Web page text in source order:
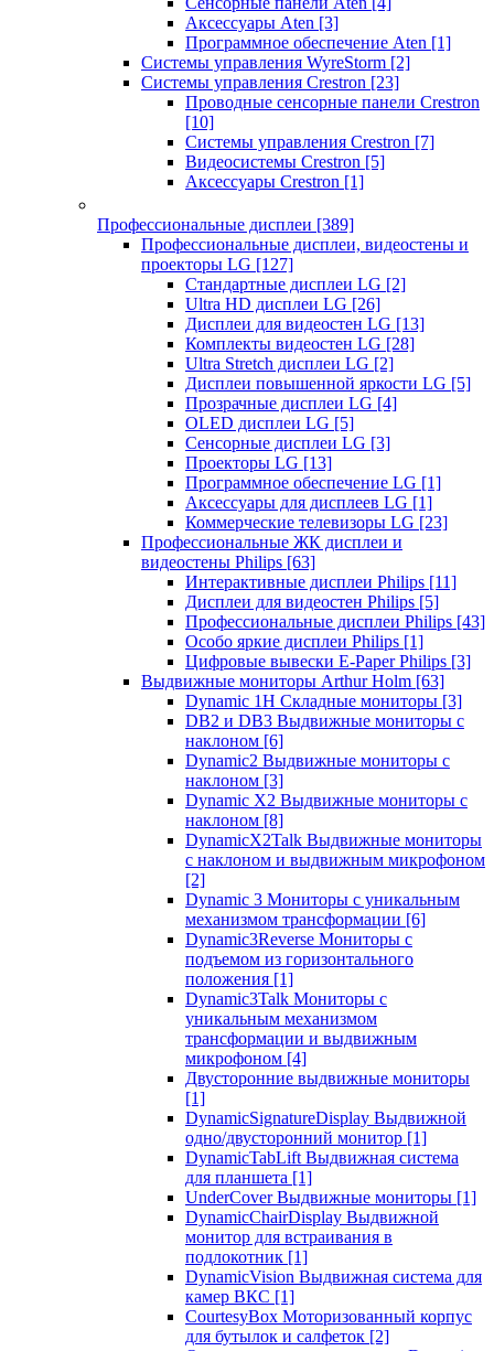
Аксессуары Aten [3]
Программное обеспечение Aten [1]
Системы управления WyreStorm [2]
Системы управления Crestron [23]
Проводные сенсорные панели Crestron
[10]
Системы управления Crestron [7]
Видеосистемы Crestron [5]
Аксессуары Crestron [1]
Профессиональные дисплеи [389]
Профессиональные дисплеи, видеостены и
проекторы LG [127]
Стандартные дисплеи LG [2]
Ultra HD дисплеи LG [26]
Дисплеи для видеостен LG [13]
Комплекты видеостен LG [28]
Ultra Stretch дисплеи LG [2]
Дисплеи повышенной яркости LG [5]
Прозрачные дисплеи LG [4]
OLED дисплеи LG [5]
Сенсорные дисплеи LG [3]
Проекторы LG [13]
Программное обеспечение LG [1]
Аксессуары для дисплеев LG [1]
Коммерческие телевизоры LG [23]
Профессиональные ЖК дисплеи и
видеостены Philips [63]
Интерактивные дисплеи Philips [11]
Дисплеи для видеостен Philips [5]
Профессиональные дисплеи Philips [43]
Особо яркие дисплеи Philips [1]
Цифровые вывески E-Paper Philips [3]
Выдвижные мониторы Arthur Holm [63]
Dynamic 1Н Складные мониторы [3]
DB2 и DB3 Выдвижные мониторы с
наклоном [6]
Dynamic2 Выдвижные мониторы с
наклоном [3]
Dynamic X2 Выдвижные мониторы с
наклоном [8]
DynamicX2Talk Выдвижные мониторы
с наклоном и выдвижным микрофоном
[2]
Dynamic 3 Мониторы с уникальным
механизмом трансформации [6]
Dynamic3Reverse Мониторы с
подъемом из горизонтального
положения [1]
Dynamic3Talk Мониторы с
уникальным механизмом
трансформации и выдвижным
микрофоном [4]
Двусторонние выдвижные мониторы
[1]
DynamicSignatureDisplay Выдвижной
одно/двусторонний монитор [1]
DynamicTabLift Выдвижная система
для планшета [1]
UnderCover Выдвижные мониторы [1]
DynamicChairDisplay Выдвижной
монитор для встраивания в
подлокотник [1]
DynamicVision Выдвижная система для
камер ВКС [1]
CourtesyBox Моторизованный корпус
для бутылок и салфеток [2]